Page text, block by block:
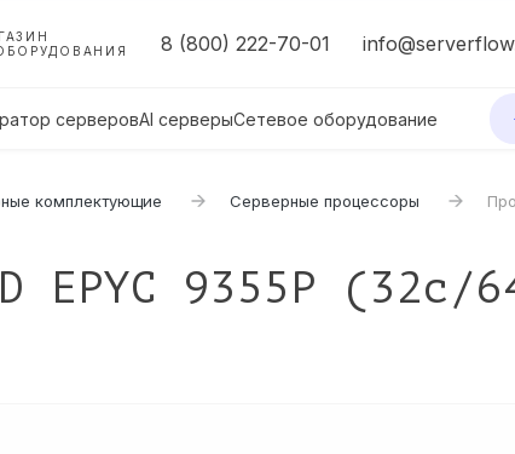
8 (800) 222-70-01
серверовAI серверыСетевое оборудование
комплектующие Серверные процессоры
EPYC 9355P